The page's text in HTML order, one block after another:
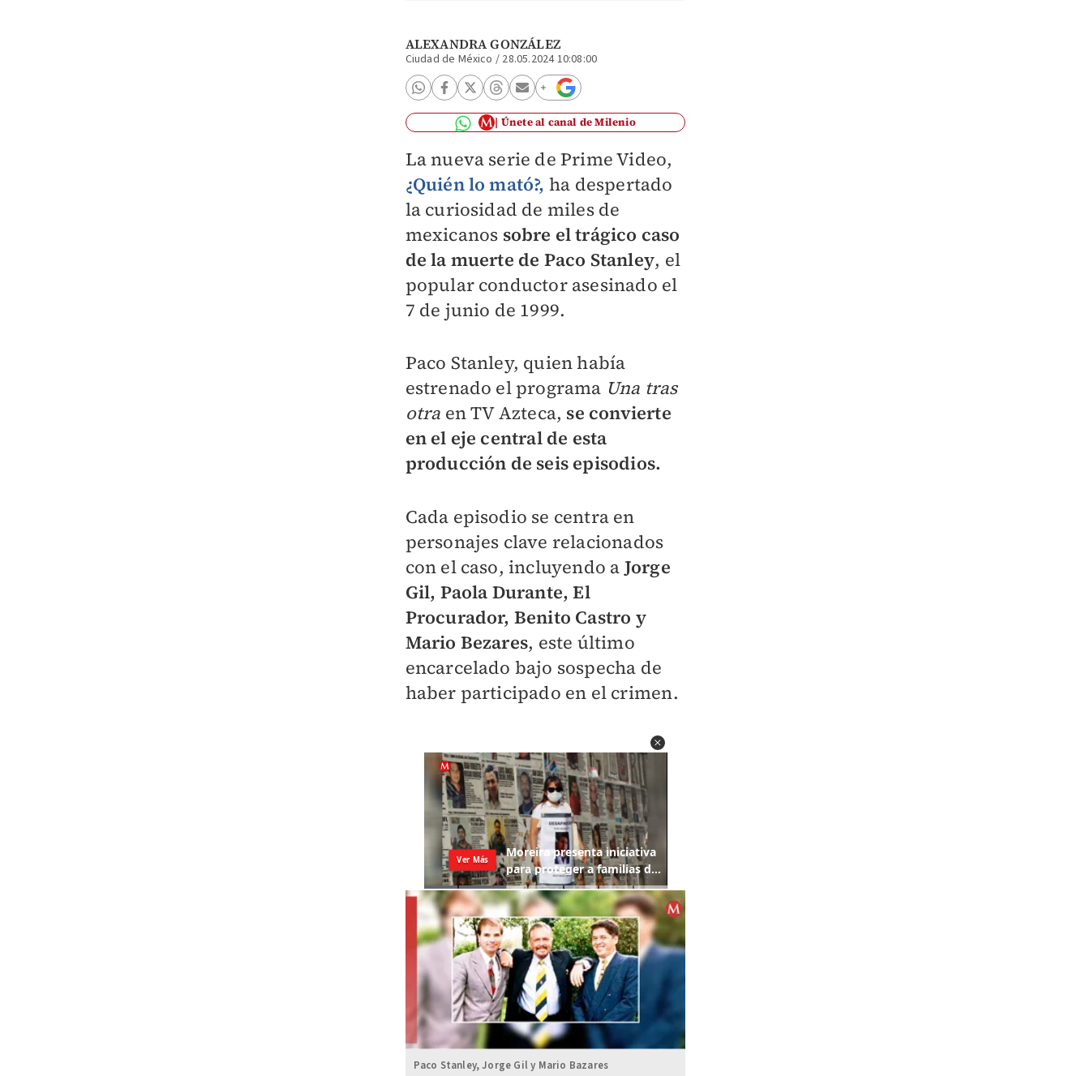
ALEXANDRA GONZÁLEZ
Ciudad de México / 28.05.2024 10:08:00
Únete al canal de Milenio
La nueva serie de Prime Video,
¿Quién lo mató?, ha despertado
la curiosidad de miles de
mexicanos sobre el trágico caso
de la muerte de Paco Stanley, el
popular conductor asesinado el
7 de junio de 1999.
Paco Stanley, quien había
estrenado el programa Una tras
otra en TV Azteca, se convierte
en el eje central de esta
producción de seis episodios.
Cada episodio se centra en
personajes clave relacionados
con el caso, incluyendo a Jorge
Gil, Paola Durante, El
Procurador, Benito Castro y
Mario Bezares, este último
encarcelado bajo sospecha de
haber participado en el crimen.
Paco Stanley, Jorge Gil y Mario Bazares